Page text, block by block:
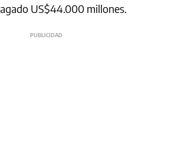
US$44.000 millones.